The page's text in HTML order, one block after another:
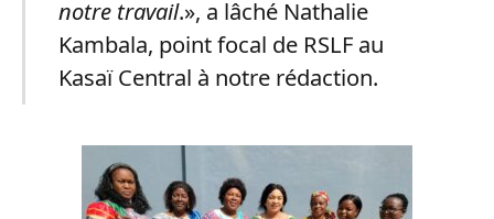
notre travail.», a lâché Nathalie
Kambala, point focal de RSLF au
Kasaï Central à notre rédaction.